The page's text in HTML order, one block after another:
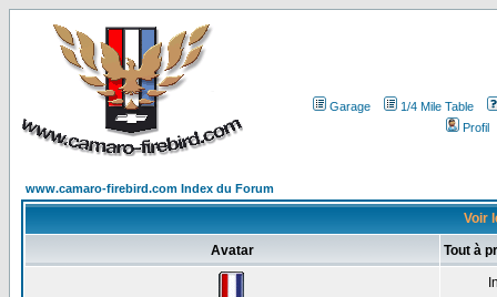
Garage
1/4 Mile Table
Profil
www.camaro-firebird.com Index du Forum
Voir
Avatar Tout à